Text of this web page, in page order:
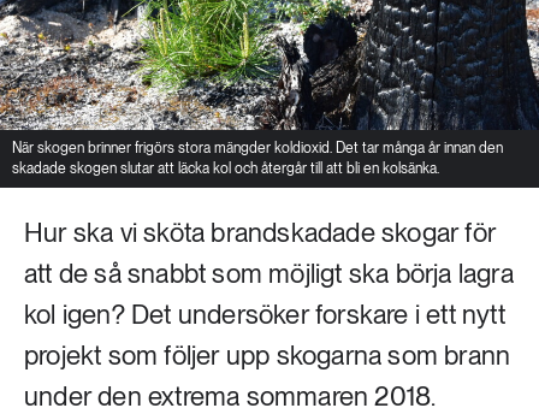
Transport
Vatten
612 ARTIKLAR
Mat & jordbruk
262 ARTIKLAR
Skog
Social hållbarhet
189 ARTIKLAR
När skogen brinner frigörs stora mängder koldioxid. Det tar många år innan den
skadade skogen slutar att läcka kol och återgår till att bli en kolsänka.
Hur ska vi sköta brandskadade skogar för
att de så snabbt som möjligt ska börja lagra
kol igen? Det undersöker forskare i ett nytt
projekt som följer upp skogarna som brann
under den extrema sommaren 2018.